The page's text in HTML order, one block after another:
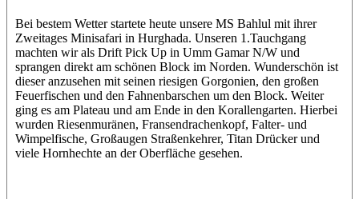
Bei bestem Wetter startete heute unsere MS Bahlul mit ihrer
Zweitages Minisafari in Hurghada. Unseren 1.Tauchgang
machten wir als Drift Pick Up in Umm Gamar N/W und
sprangen direkt am schönen Block im Norden. Wunderschön ist
dieser anzusehen mit seinen riesigen Gorgonien, den großen
Feuerfischen und den Fahnenbarschen um den Block. Weiter
ging es am Plateau und am Ende in den Korallengarten. Hierbei
wurden Riesenmuränen, Fransendrachenkopf, Falter- und
Wimpelfische, Großaugen Straßenkehrer, Titan Drücker und
viele Hornhechte an der Oberfläche gesehen.